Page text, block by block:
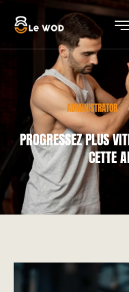
ADMINISTRATOR
PROGRESSEZ PLUS
CETTE